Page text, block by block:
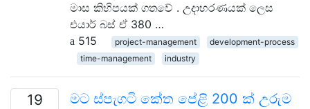
මාස කිහිපයක් ගතවේ . උදාහරණයක් ලෙස
එයාර් බස් ඒ 380 …
515
project-management
development-process
time-management
industry
19
මට ස්පැගටි කේත පේළි 200 ක් උරුම